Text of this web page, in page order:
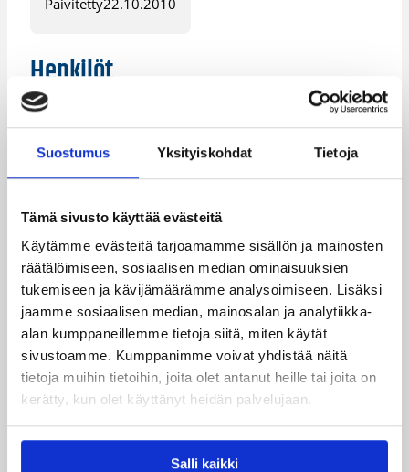
Suostumus Yksityiskohdat Tietoja
Tämä sivusto käyttää evästeitä
Käytämme evästeitä tarjoamamme sisällön ja mainosten
räätälöimiseen, sosiaalisen median ominaisuuksien
tukemiseen ja kävijämäärämme analysoimiseen. Lisäksi
jaamme sosiaalisen median, mainosalan ja analytiikka-
alan kumppaneillemme tietoja siitä, miten käytät
sivustoamme. Kumppanimme voivat yhdistää näitä
tietoja muihin tietoihin, joita olet antanut heille tai joita on
kerätty, kun olet käyttänyt heidän palvelujaan.
Salli kaikki
Henkilöt
Dionne Pounds
Janika Sundström
Kenya Robinson
Krystal Vaughn
Kategoriat
Naisten Korisliiga Sarjat
Katso myös